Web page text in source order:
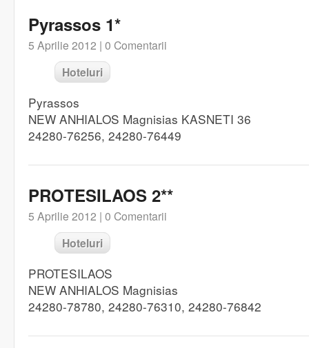
Pyrassos 1*
5 Aprilie 2012 | 0 Comentarii
Hoteluri
Pyrassos
NEW ANHIALOS Magnisias KASNETI 36
24280-76256, 24280-76449
PROTESILAOS 2**
5 Aprilie 2012 | 0 Comentarii
Hoteluri
PROTESILAOS
NEW ANHIALOS Magnisias
24280-78780, 24280-76310, 24280-76842